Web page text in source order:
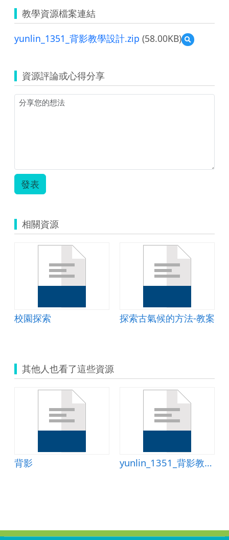
教學資源檔案連結
yunlin_1351_背影教學設計.zip (58.00KB)
預
覽
教
學
資源評論或心得分享
發表
相關資源
校園探索 探索古氣候的方法-教案
其他人也看了這些資源
背影 yunlin_1351_背影教學設計.doc